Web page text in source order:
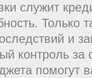
служит
Только
и
контроль за
помогут